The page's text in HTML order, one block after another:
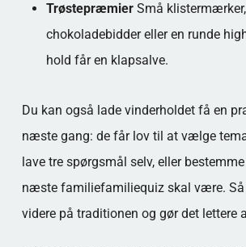
TrøstepræmierSmå klistermærker,
chokoladebidder eller en runde
hold får en klapsalve.
Du kan også lade vinderholdet få en
næste gang: de får lov til at vælge
lave tre spørgsmål selv, eller
næste familiefamiliequiz skal være. Så
videre på traditionen og gør det lettere